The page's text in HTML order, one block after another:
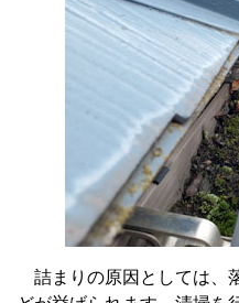
詰まりの原因としては、